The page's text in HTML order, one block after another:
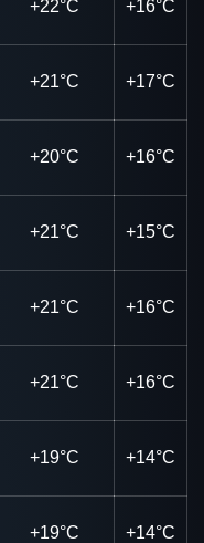
+22°C +16°C
+21°C +17°C
+20°C +16°C
+21°C +15°C
+21°C +16°C
+21°C +16°C
+19°C +14°C
+19°C +14°C